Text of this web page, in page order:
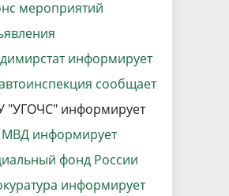
контроль
и среднего
мероприятий
информирует
сообщает
"УГОЧС" информирует
информирует
фонд России
информирует